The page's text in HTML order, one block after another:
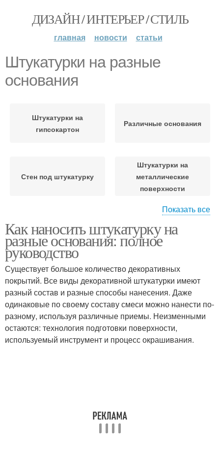
ДИЗАЙН / ИНТЕРЬЕР / СТИЛЬ
главная новости статьи
Штукатурки на разные
основания
Штукатурки на
гипсокартон
Различные основания
Стен под штукатурку
Штукатурки на
металлические
поверхности
оснований
штукатурка
Поверхности на
неровных основаниях
Штукатурки на
водоэмульсионную
краску
Штукатурка по
масляной краске
Штукатурки на
акриловую краску
Показать все
Как наносить штукатурку на
разные основания: полное
руководство
Существует большое количество декоративных
покрытий. Все виды декоративной штукатурки имеют
разный состав и разные способы нанесения. Даже
одинаковые по своему составу смеси можно нанести по-
разному, используя различные приемы. Неизменными
остаются: технология подготовки поверхности,
используемый инструмент и процесс окрашивания.